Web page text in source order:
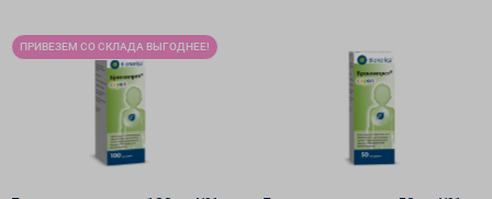
ПРИВЕЗЕМ СО СКЛАДА ВЫГОДНЕЕ!